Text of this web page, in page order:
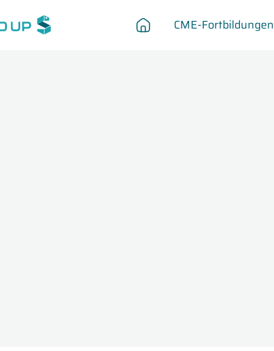
CME-Fortbildungen